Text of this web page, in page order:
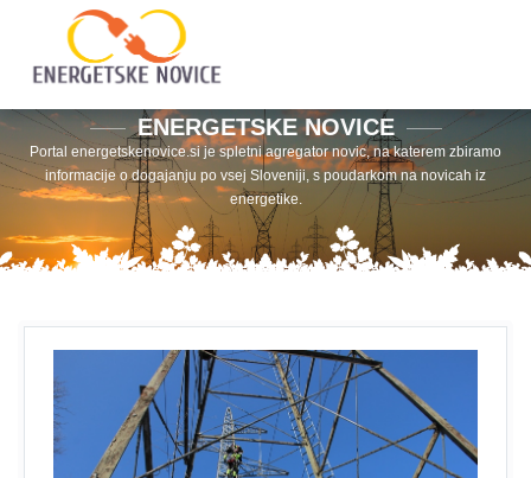
ENERGETSKE NOVICE
Portal energetskenovice.si je spletni agregator novic, na katerem zbiramo
informacije o dogajanju po vsej Sloveniji, s poudarkom na novicah iz
energetike.